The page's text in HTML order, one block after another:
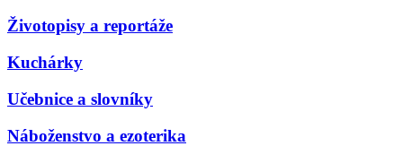
Životopisy a reportáže
Kuchárky
Učebnice a slovníky
Náboženstvo a ezoterika